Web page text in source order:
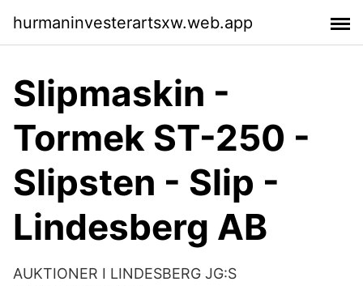
hurmaninvesterartsxw.web.app
Slipmaskin -
Tormek ST-250 -
Slipsten - Slip -
Lindesberg AB
AUKTIONER I LINDESBERG JG:S